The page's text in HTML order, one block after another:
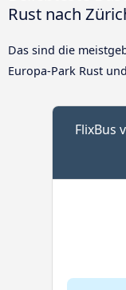
Rust nach
Das sind die
Europa-Park Rust
FlixBus